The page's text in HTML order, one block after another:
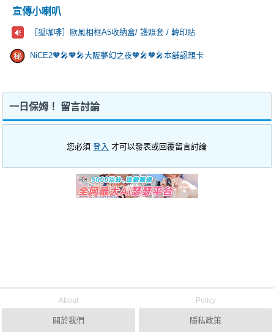
宣傳小喇叭
［狐咖啡］歐風相框A5收納盒/ 護照套 / 轉印貼
NiCE2🧡🎤🧡🎤大阪夢幻之夜🧡🎤🧡🎤本舖認親卡
一日保姆！ 留言討論
您必須登入 才可以發表或回覆留言討論
About
關於我們
Policy
隱私政策